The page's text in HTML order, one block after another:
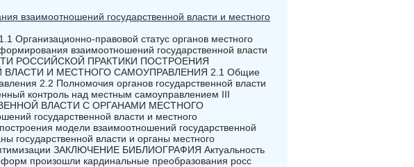
взаимоотношений государственной власти и местного
правовой статус органов местного
взаимоотношений государственной власти
РОССИЙСКОЙ ПРАКТИКИ ПОСТРОЕНИЯ
И МЕСТНОГО САМОУПРАВЛЕНИЯ 2.1 Общие
2.2 Полномочия органов государственной власти
контроль над местным самоуправлением III
ВЛАСТИ С ОРГАНАМИ МЕСТНОГО
государственной власти и местного
модели взаимоотношений государственной
государственной власти и органы местного
ЗАКЛЮЧЕНИЕ БИБЛИОГРАФИЯ Актуальность
произошли кардинальные преобразования росс